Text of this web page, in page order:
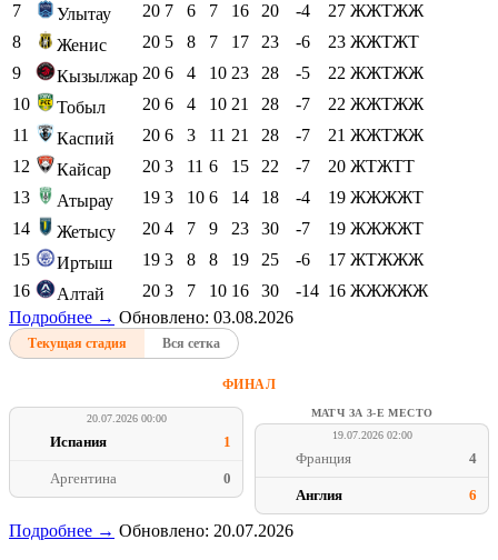
7
Улытау 20 7 6 7 16 20 -4 27 ЖЖТЖЖ
8
Женис 20 5 8 7 17 23 -6 23 ЖЖТЖТ
9
Кызылжар 20 6 4 10 23 28 -5 22 ЖЖТЖЖ
10
Тобыл 20 6 4 10 21 28 -7 22 ЖЖТЖЖ
11
Каспий 20 6 3 11 21 28 -7 21 ЖЖТЖЖ
12
Кайсар 20 3 11 6 15 22 -7 20 ЖТЖТТ
13
Атырау 19 3 10 6 14 18 -4 19 ЖЖЖЖТ
14
Жетысу 20 4 7 9 23 30 -7 19 ЖЖЖЖТ
15
Иртыш 19 3 8 8 19 25 -6 17 ЖТЖЖЖ
16
Алтай 20 3 7 10 16 30 -14 16 ЖЖЖЖЖ
Подробнее → Обновлено: 03.08.2026
Текущая стадия Вся сетка
ФИНАЛ
20.07.2026 00:00
Испания 1
Аргентина 0
МАТЧ ЗА 3-Е МЕСТО
19.07.2026 02:00
Франция 4
Англия 6
Подробнее → Обновлено: 20.07.2026